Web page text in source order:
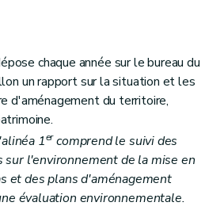
Abrogation du plan communal d'aménagement
expropriations et des indemnités
chaque année sur le bureau du
un rapport sur la situation et les
d'aménagement du territoire,
1ercomprend le suivi des
sur l'environnement de la mise en
et des plans d'aménagement
évaluation environnementale.